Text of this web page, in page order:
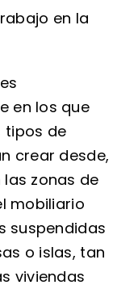
en la
en los que
tipos de
crear desde,
zonas de
mobiliario
suspendidas
o islas, tan
viviendas